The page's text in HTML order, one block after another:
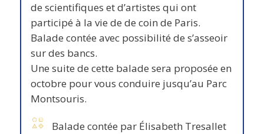
de scientifiques et d’artistes qui ont
participé à la vie de de coin de Paris.
Balade contée avec possibilité de s’asseoir
sur des bancs.
Une suite de cette balade sera proposée en
octobre pour vous conduire jusqu’au Parc
Montsouris.
Balade contée par Élisabeth Tresallet